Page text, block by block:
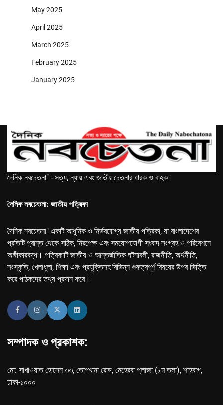
May 2025
April 2025
March 2025
February 2025
January 2025
দৈনিক নবচেতনা" - সত্য, ন্যায় এবং জাতীয় চেতনার ধারক ও বাহক।
দৈনিক নবচেতনা: জাতীয় পত্রিকা
দৈনিক নবচেতনা" একটি আধুনিক ও নির্ভরযোগ্য জাতীয় পত্রিকা, যা বাংলাদেশের
প্রতিটি প্রান্ত থেকে সঠিক, নিরপেক্ষ এবং সময়োপযোগী সংবাদ সংগ্রহ ও পরিবেশনে
অঙ্গীকারবদ্ধ। পত্রিকাটি জাতীয় ও আন্তর্জাতিক ঘটনাবলী, রাজনীতি, অর্থনীতি,
সংস্কৃতি, খেলাধুলা, শিক্ষা এবং প্রযুক্তিসহ বিভিন্ন গুরুত্বপূর্ণ বিষয়ের উপর ভিত্তি
করে পাঠকদের তথ্য প্রদান করে।
সম্পাদক ও প্রকাশক:
মো: সাখাওয়াত হোসেন ৩৩, তোপখানা রোড, মেহেরবা প্লাজা (৮ম তলা), শাহবাগ,
ঢাকা-১০০০